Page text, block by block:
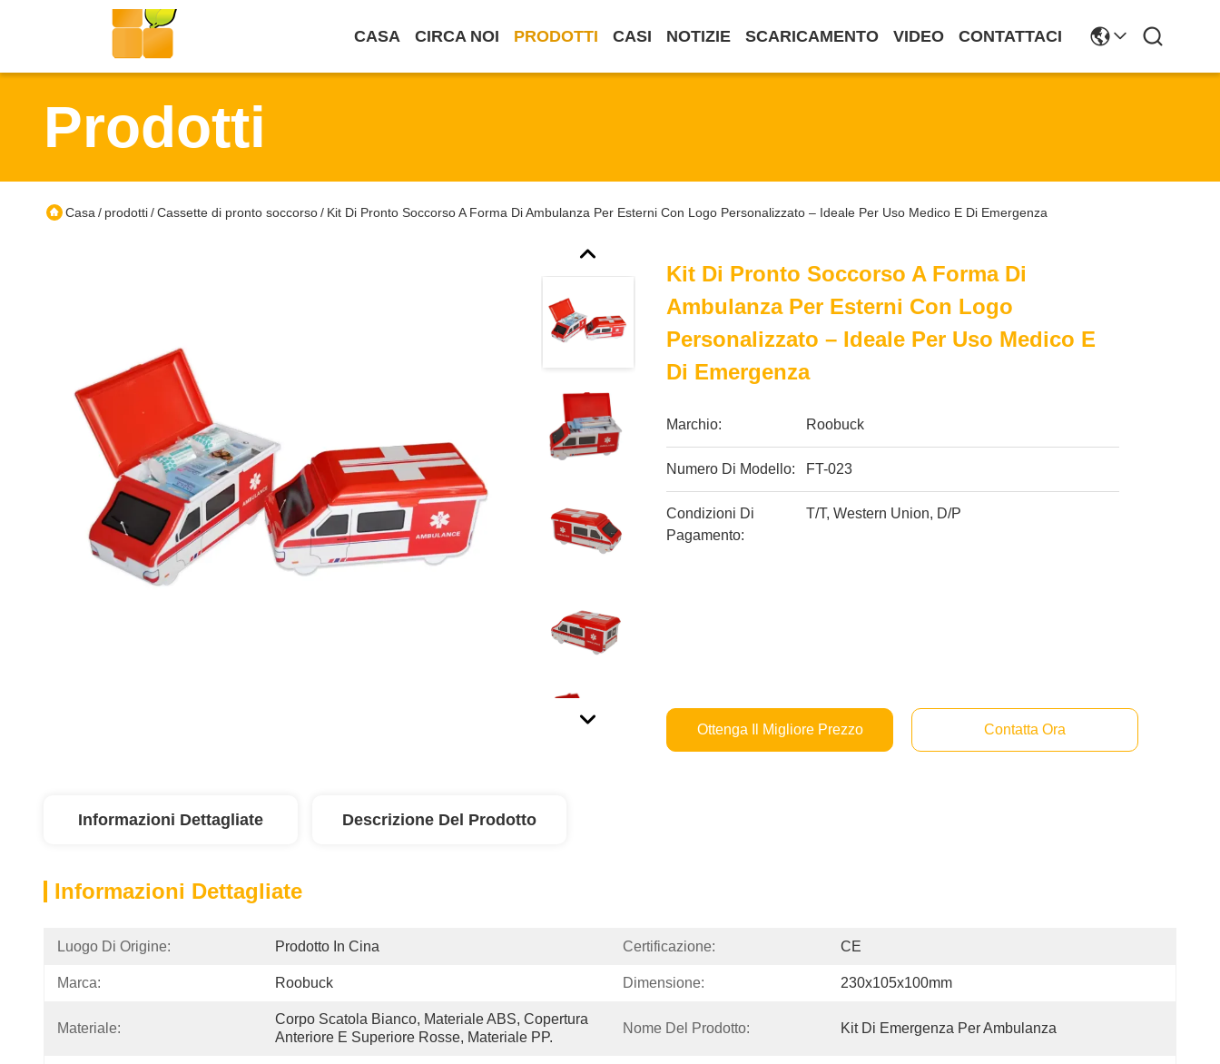
CASA CIRCA NOI PRODOTTI CASI NOTIZIE SCARICAMENTO VIDEO CONTATTACI
Prodotti
Casa / prodotti/Cassette di pronto soccorso/ Kit Di Pronto Soccorso A Forma Di Ambulanza Per Esterni Con Logo Personalizzato – Ideale Per Uso Medico E Di Emergenza
Kit Di Pronto Soccorso A Forma Di
Ambulanza Per Esterni Con Logo
Personalizzato – Ideale Per Uso Medico E
Di Emergenza
Marchio: Roobuck
Numero Di Modello: FT-023
Condizioni Di
Pagamento:
T/T, Western Union, D/P
Ottenga Il Migliore Prezzo Contatta Ora
Informazioni Dettagliate Descrizione Del Prodotto
Informazioni Dettagliate
Luogo Di Origine: Prodotto In Cina Certificazione: CE
Marca: Roobuck Dimensione: 230x105x100mm
Materiale:
Corpo Scatola Bianco, Materiale ABS, Copertura
Anteriore E Superiore Rosse, Materiale PP.
Nome Del Prodotto: Kit Di Emergenza Per Ambulanza